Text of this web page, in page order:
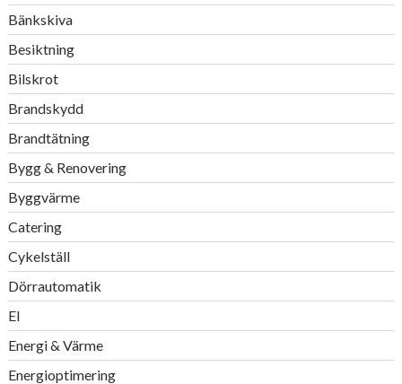
Bänkskiva
Besiktning
Bilskrot
Brandskydd
Brandtätning
Bygg & Renovering
Byggvärme
Catering
Cykelställ
Dörrautomatik
El
Energi & Värme
Energioptimering